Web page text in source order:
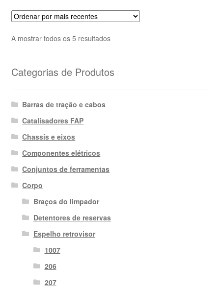
A mostrar todos os 5 resultadosOrdenado
recentes
Categorias de Produtos
Barras de tração e cabos
Catalisadores FAP
Chassis e eixos
Componentes elétricos
Conjuntos de ferramentas
Corpo
Braços do limpador
Detentores de reservas
Espelho retrovisor
1007
206
207